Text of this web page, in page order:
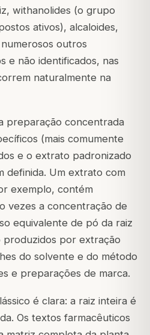
withanolides (o grupo
ativos), alcaloides,
outros
e não identificados, nas
naturalmente na
preparação concentrada
(mais comumente
e o extrato padronizado
definida. Um extrato com
exemplo, contém
vezes a concentração de
equivalente de pó da raiz
produzidos por extração
do solvente e do método
e preparações de marca.
é clara: a raiz inteira é
Os textos farmacêuticos